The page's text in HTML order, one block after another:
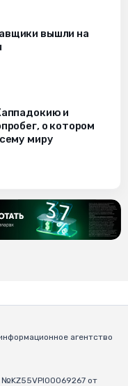
вышли на
и
о котором
миру
агентство
№KZ55VPI00069267 от